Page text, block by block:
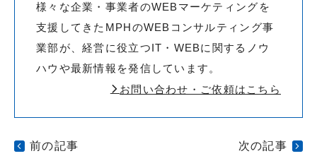
様々な企業・事業者のWEBマーケティングを
支援してきたMPHのWEBコンサルティング事
業部が、経営に役立つIT・WEBに関するノウ
ハウや最新情報を発信しています。
お問い合わせ・ご依頼はこちら
前の記事 次の記事